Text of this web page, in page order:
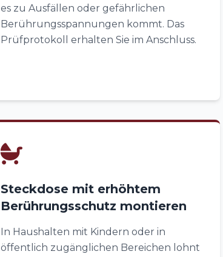
es zu Ausfällen oder gefährlichen
Berührungsspannungen kommt. Das
Prüfprotokoll erhalten Sie im Anschluss.
Steckdose mit erhöhtem
Berührungsschutz montieren
In Haushalten mit Kindern oder in
öffentlich zugänglichen Bereichen lohnt